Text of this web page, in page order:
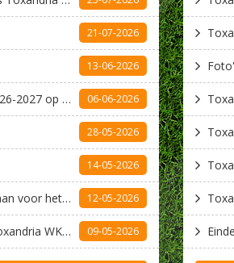
21-07-2026
13-06-2026
​Teamindeling SJO Fortes 2026-2027 op nieuwe website van Fortes 06-06-2026
28-05-2026
14-05-2026
Perry Maselaman Toxandriaan voor het Leven 12-05-2026
Win vette prijzen met het Toxandria WK 2026 Spel 09-05-2026